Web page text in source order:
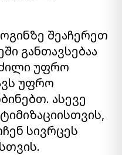
შეაჩერეთ
განთავსებაა
უფრო
უფრო
ასევე
სივრცეს